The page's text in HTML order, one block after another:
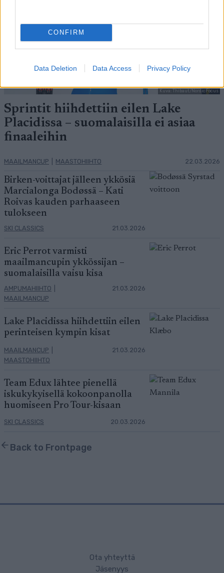
CONFIRM
Data Deletion Data Access Privacy Policy
Kuva: Thibaut/NordicFocus
Sprintit hiihdettiin eilen Lake
Placidissa – suomalaisilla ei asiaa
finaaleihin
MAAILMANCUP MAASTOHIIHTO 22.03.2026
Birken-voittajat jälleen ykkösiä
Marcialonga Bodøssä – Kati
Roivas kauden parhaaseen
tulokseen
SKI CLASSICS 21.03.2026
Eric Perrot varmisti
maailmancupin ykkössijan –
suomalaisilla vaisu kisa
AMPUMAHIIHTO
MAAILMANCUP
21.03.2026
Lake Placidissa hiihdettiin eilen
perinteisen kympin kisat
MAAILMANCUP
MAASTOHIIHTO
21.03.2026
Team Edux lähtee pienellä
iskukykyisellä kokoonpanolla
huomiseen Pro Tour-kisaan
SKI CLASSICS 20.03.2026
Back to Frontpage
Ota yhteyttä
Jäsenyys